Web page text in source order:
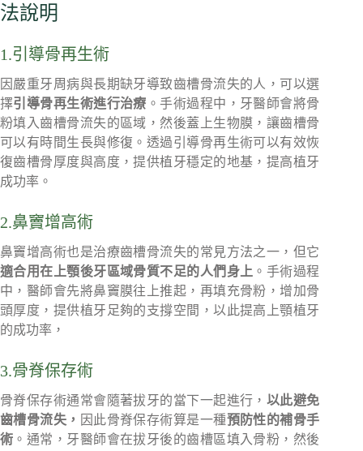
法說明
1.引導骨再生術
因嚴重牙周病與長期缺牙導致齒槽骨流失的人，可以選
擇引導骨再生術進行治療 。手術過程中，牙醫師會將骨
粉填入齒槽骨流失的區域，然後蓋上生物膜，讓齒槽骨
可以有時間生長與修復。透過引導骨再生術可以有效恢
復齒槽骨厚度與高度，提供植牙穩定的地基，提高植牙
成功率。
2.鼻竇增高術
鼻竇增高術也是治療齒槽骨流失的常見方法之一，但它
適合用在上顎後牙區域骨質不足的人們身上 。手術過程
中，醫師會先將鼻竇膜往上推起，再填充骨粉，增加骨
頭厚度，提供植牙足夠的支撐空間，以此提高上顎植牙
的成功率，
3.骨脊保存術
骨脊保存術通常會隨著拔牙的當下一起進行， 以此避免
齒槽骨流失， 因此骨脊保存術算是一種預防性的補骨手
術 。通常，牙醫師會在拔牙後的齒槽區填入骨粉，然後